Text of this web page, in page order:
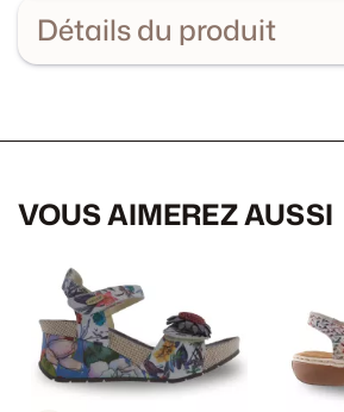
Détails du produit
VOUS AIMEREZ AUSSI